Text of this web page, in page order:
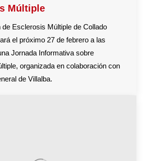
Múltiple
de Esclerosis Múltiple de Collado
el próximo 27 de febrero a las
Jornada Informativa sobre
organizada en colaboración con
de Villalba.